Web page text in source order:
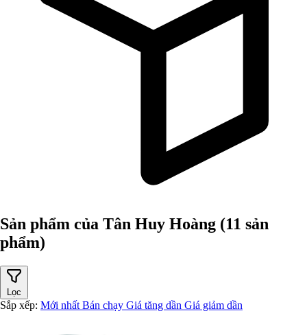
Sản phẩm của Tân Huy Hoàng (11 sản
phẩm)
Lọc
Sắp xếp: Mới nhất Bán chạy Giá tăng dần Giá giảm dần